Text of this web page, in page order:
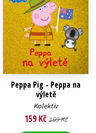
Peppa Pig - Peppa na
výletě
Kolektiv
159 Kč 199 Kč